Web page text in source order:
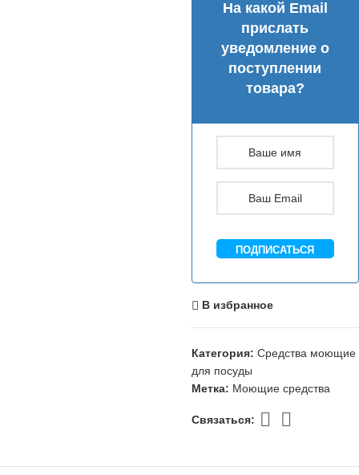
На какой Email
прислать
уведомление о
поступлении
товара?
ПОДПИСАТЬСЯ
В избранное
Категория: Средства моющие
для посуды
Метка: Моющие средства
Связаться: